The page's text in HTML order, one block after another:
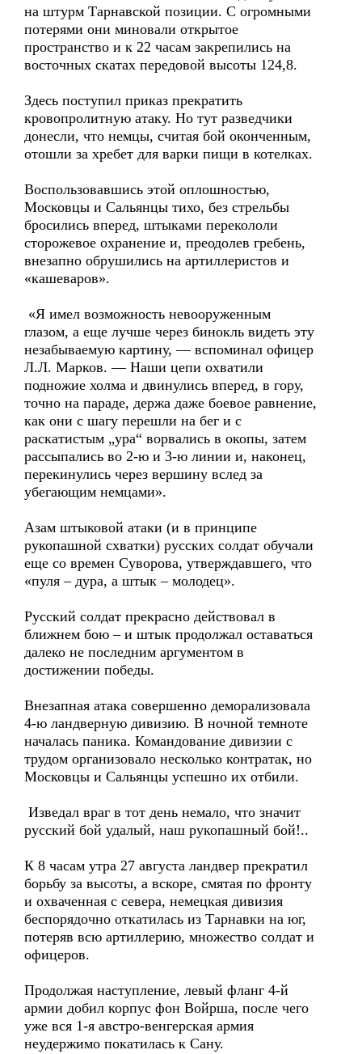
на штурм Тарнавской позиции. С огромными
потерями они миновали открытое
пространство и к 22 часам закрепились на
восточных скатах передовой высоты 124,8.
Здесь поступил приказ прекратить
кровопролитную атаку. Но тут разведчики
донесли, что немцы, считая бой оконченным,
отошли за хребет для варки пищи в котелках.
Воспользовавшись этой оплошностью,
Московцы и Сальянцы тихо, без стрельбы
бросились вперед, штыками перекололи
сторожевое охранение и, преодолев гребень,
внезапно обрушились на артиллеристов и
«кашеваров».
«Я имел возможность невооруженным
глазом, а еще лучше через бинокль видеть эту
незабываемую картину, — вспоминал офицер
Л.Л. Марков. — Наши цепи охватили
подножие холма и двинулись вперед, в гору,
точно на параде, держа даже боевое равнение,
как они с шагу перешли на бег и с
раскатистым „ура“ ворвались в окопы, затем
рассыпались во 2-ю и 3-ю линии и, наконец,
перекинулись через вершину вслед за
убегающим немцами».
Азам штыковой атаки (и в принципе
рукопашной схватки) русских солдат обучали
еще со времен Суворова, утверждавшего, что
«пуля – дура, а штык – молодец».
Русский солдат прекрасно действовал в
ближнем бою – и штык продолжал оставаться
далеко не последним аргументом в
достижении победы.
Внезапная атака совершенно деморализовала
4-ю ландверную дивизию. В ночной темноте
началась паника. Командование дивизии с
трудом организовало несколько контратак, но
Московцы и Сальянцы успешно их отбили.
Изведал враг в тот день немало, что значит
русский бой удалый, наш рукопашный бой!..
К 8 часам утра 27 августа ландвер прекратил
борьбу за высоты, а вскоре, смятая по фронту
и охваченная с севера, немецкая дивизия
беспорядочно откатилась из Тарнавки на юг,
потеряв всю артиллерию, множество солдат и
офицеров.
Продолжая наступление, левый фланг 4-й
армии добил корпус фон Войрша, после чего
уже вся 1-я австро-венгерская армия
неудержимо покатилась к Сану.